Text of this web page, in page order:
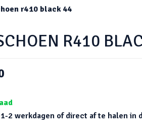
r410 black 44
R410
2 werkdagen of direct af te halen in